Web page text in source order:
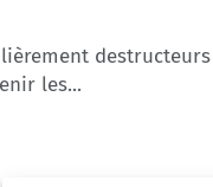
destructeurs
les...